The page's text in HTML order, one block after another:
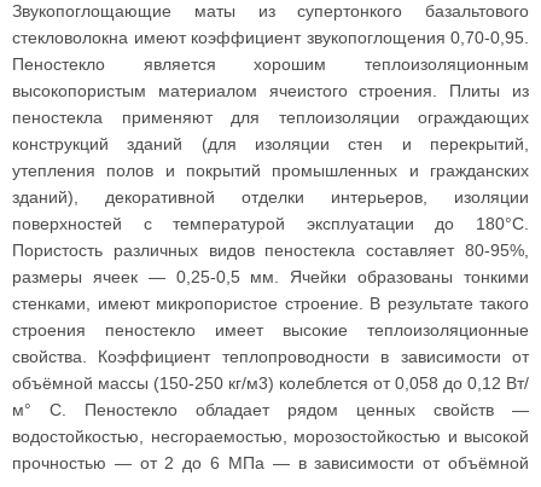
Звукопоглощающие маты из супертонкого базальтового
стекловолокна имеют коэффициент звукопоглощения 0,70-0,95.
Пеностекло является хорошим теплоизоляционным
высокопористым материалом ячеистого строения. Плиты из
пеностекла применяют для теплоизоляции ограждающих
конструкций зданий (для изоляции стен и перекрытий,
утепления полов и покрытий промышленных и гражданских
зданий), декоративной отделки интерьеров, изоляции
поверхностей с температурой эксплуатации до 180°С.
Пористость различных видов пеностекла составляет 80-95%,
размеры ячеек — 0,25-0,5 мм. Ячейки образованы тонкими
стенками, имеют микропористое строение. В результате такого
строения пеностекло имеет высокие теплоизоляционные
свойства. Коэффициент теплопроводности в зависимости от
объёмной массы (150-250 кг/м3) колеблется от 0,058 до 0,12 Вт/
м° С. Пеностекло обладает рядом ценных свойств —
водостойкостью, несгораемостью, морозостойкостью и высокой
прочностью — от 2 до 6 МПа — в зависимости от объёмной